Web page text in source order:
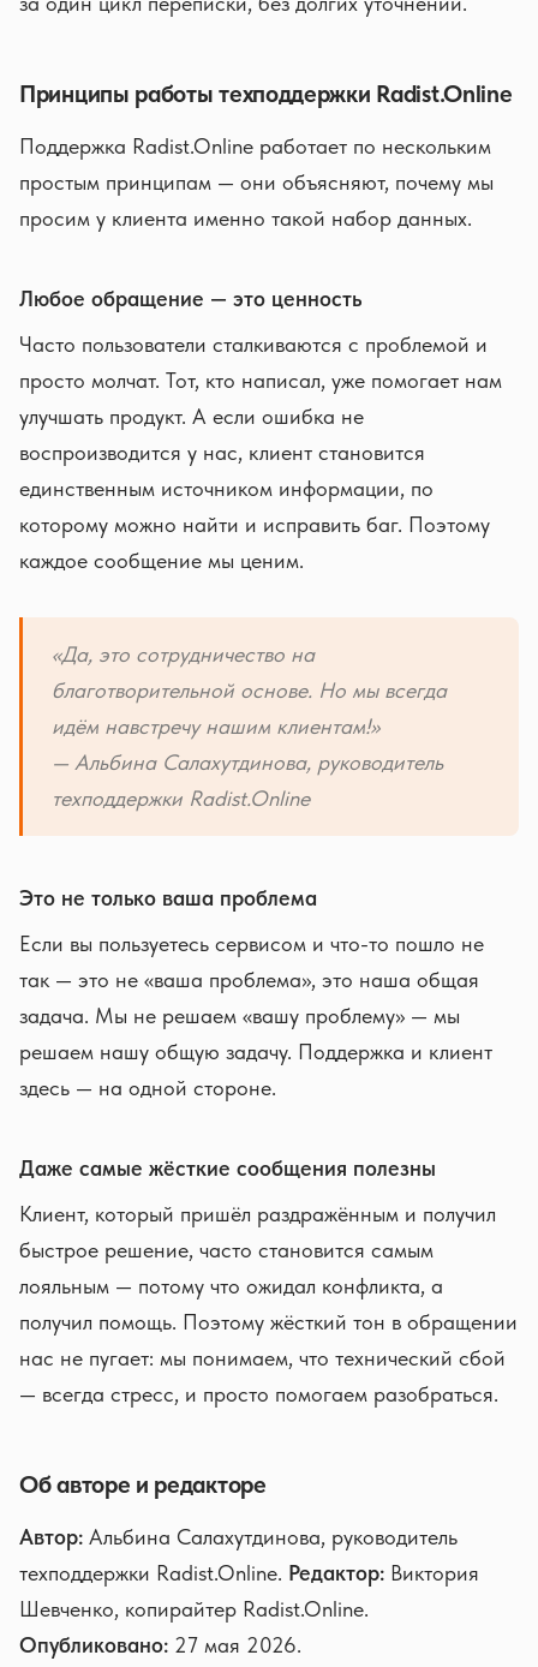
Принципы работы техподдержки Radist.Online
Поддержка Radist.Online работает по нескольким
простым принципам — они объясняют, почему мы
просим у клиента именно такой набор данных.
Любое обращение — это ценность
Часто пользователи сталкиваются с проблемой и
просто молчат. Тот, кто написал, уже помогает нам
улучшать продукт. А если ошибка не
воспроизводится у нас, клиент становится
единственным источником информации, по
которому можно найти и исправить баг. Поэтому
каждое сообщение мы ценим.
«Да, это сотрудничество на
благотворительной основе. Но мы всегда
идём навстречу нашим клиентам!»
— Альбина Салахутдинова, руководитель
техподдержки Radist.Online
Это не только ваша проблема
Если вы пользуетесь сервисом и что-то пошло не
так — это не «ваша проблема», это наша общая
задача. Мы не решаем «вашу проблему» — мы
решаем нашу общую задачу. Поддержка и клиент
здесь — на одной стороне.
Даже самые жёсткие сообщения полезны
Клиент, который пришёл раздражённым и получил
быстрое решение, часто становится самым
лояльным — потому что ожидал конфликта, а
получил помощь. Поэтому жёсткий тон в обращении
нас не пугает: мы понимаем, что технический сбой
— всегда стресс, и просто помогаем разобраться.
Об авторе и редакторе
Автор: Альбина Салахутдинова, руководитель
техподдержки Radist.Online. Редактор: Виктория
Шевченко, копирайтер Radist.Online.
Опубликовано: 27 мая 2026.